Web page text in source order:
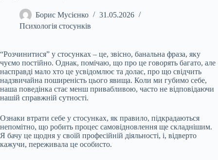
Борис Мусієнко
31.05.2026
Психологія стосунків
“Розчинитися” у стосунках – це, звісно, банальна фраза, яку
чуємо постійно. Однак, помічаю, що про це говорять багато, але
насправді мало хто це усвідомлює та долає, про що свідчить
надзвичайна поширеність цього явища. Коли ми губимо себе,
наша поведінка стає менш привабливою, часто не відповідаючи
нашій справжній сутності.
Ознаки втрати себе у стосунках, як правило, підкрадаються
непомітно, що робить процес самовідновлення ще складнішим.
Я бачу це щодня у своїй професійній діяльності, і, відверто
кажучи, переживала це особисто.